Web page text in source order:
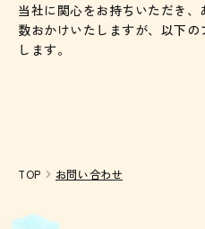
当社に関心をお持ちいただき
数おかけいたしますが、以下
します。
TOP お問い合わせ